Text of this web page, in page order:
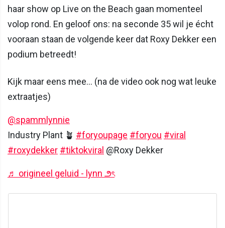
haar show op Live on the Beach gaan momenteel
volop rond. En geloof ons: na seconde 35 wil je écht
vooraan staan de volgende keer dat Roxy Dekker een
podium betreedt!
Kijk maar eens mee… (na de video ook nog wat leuke
extraatjes)
@spammlynnie
Industry Plant 🪴 #foryoupage #foryou #viral
#roxydekker #tiktokviral @Roxy Dekker
♬ origineel geluid - lynn ౨ৎ